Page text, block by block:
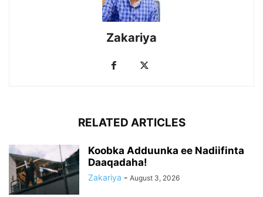
Zakariya
RELATED ARTICLES
Koobka Adduunka ee Nadiifinta
Daaqadaha!
Zakariya - August 3, 2026